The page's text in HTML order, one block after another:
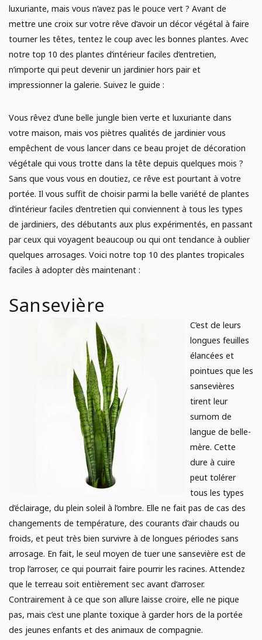
AGRICULTURE URBAINE
JARDINAGE
POTAGER
Analyse de sol
Campagne de financement
Poules
luxuriante, mais vous n’avez pas le pouce vert ? Avant de
mettre une croix sur votre rêve d’avoir un décor végétal à faire
tourner les têtes, tentez le coup avec les bonnes plantes. Avec
notre top 10 des plantes d’intérieur faciles d’entretien,
n’importe qui peut devenir un jardinier hors pair et
impressionner la galerie. Suivez le guide :
Vous rêvez d’une belle jungle bien verte et luxuriante dans
votre maison, mais vos piètres qualités de jardinier vous
empêchent de vous lancer dans ce beau projet de décoration
végétale qui vous trotte dans la tête depuis quelques mois ?
Sans que vous vous en doutiez, ce rêve est pourtant à votre
portée. Il vous suffit de choisir parmi la belle variété de plantes
d’intérieur faciles d’entretien qui conviennent à tous les types
de jardiniers, des débutants aux plus expérimentés, en passant
par ceux qui voyagent beaucoup ou qui ont tendance à oublier
quelques arrosages. Voici notre top 10 des plantes tropicales
faciles à adopter dès maintenant :
Sansevière
C’est de leurs
longues feuilles
élancées et
pointues que les
sansevières
tirent leur
surnom de
langue de belle-
mère. Cette
dure à cuire
peut tolérer
tous les types
d’éclairage, du plein soleil à l’ombre. Elle ne fait pas de cas des
changements de température, des courants d’air chauds ou
froids, et peut très bien survivre à de longues périodes sans
arrosage. En fait, le seul moyen de tuer une sansevière est de
trop l’arroser, ce qui pourrait faire pourrir les racines. Attendez
que le terreau soit entièrement sec avant d’arroser.
Contrairement à ce que son allure laisse croire, elle ne pique
pas, mais c’est une plante toxique à garder hors de la portée
des jeunes enfants et des animaux de compagnie.